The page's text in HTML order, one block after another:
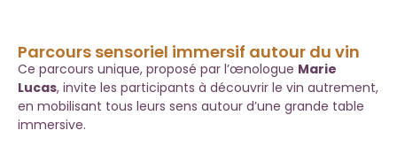
Parcours sensoriel immersif autour du vin
Ce parcours unique, proposé par l’œnologue Marie
Lucas, invite les participants à découvrir le vin autrement,
en mobilisant tous leurs sens autour d’une grande table
immersive.